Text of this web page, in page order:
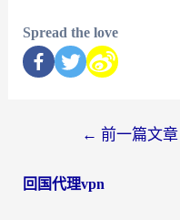
Spread the love
← 前一篇文章
回国代理vpn